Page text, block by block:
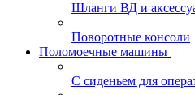
Шланги ВД и
Поворотные консоли
Поломоечные машины
С сиденьем для